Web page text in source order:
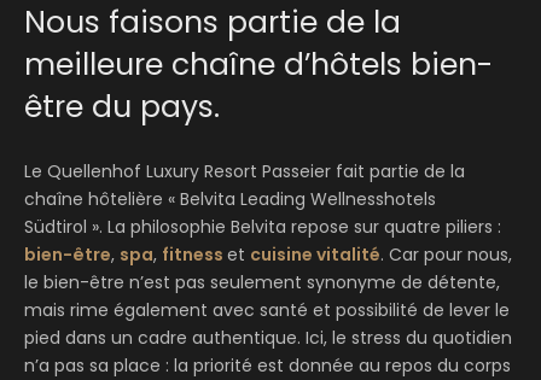
Nous faisons partie de la
meilleure chaîne d’hôtels bien-
être du pays.
Le Quellenhof Luxury Resort Passeier fait partie de la
chaîne hôtelière « Belvita Leading Wellnesshotels
Südtirol ». La philosophie Belvita repose sur quatre piliers :
bien-être, spa, fitness et cuisine vitalité. Car pour nous,
le bien-être n’est pas seulement synonyme de détente,
mais rime également avec santé et possibilité de lever le
pied dans un cadre authentique. Ici, le stress du quotidien
n’a pas sa place : la priorité est donnée au repos du corps